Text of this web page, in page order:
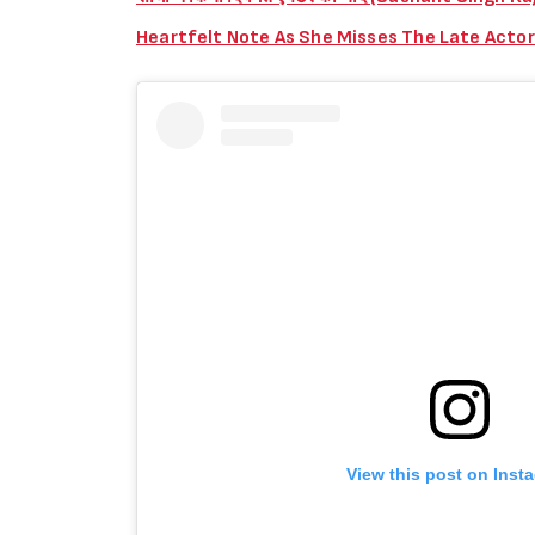
Heartfelt Note As She Misses The Late Actor
View this post on